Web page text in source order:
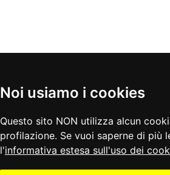
Noi usiamo i cookies
Questo sito NON utilizza alcun
profilazione. Se vuoi saperne di più
l'informativa estesa sull'uso dei